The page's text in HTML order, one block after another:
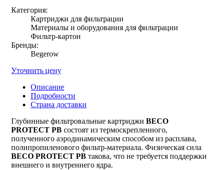
Категория:
Картриджи для фильтрации
Материалы и оборудования для фильтрации
Фильтр-картон
Бренды:
Begerow
Уточнить цену
Описание
Подробности
Страна доставки
Глубинные фильтровальные картриджи ВЕСО
PROTECT PB состоят из термоскрепленного,
полученного аэродинамическим способом из расплава,
полипропиленового фильтр-материала. Физическая сила
ВЕСО PROTECT PB такова, что не требуется поддержки
внешнего и внутреннего ядра.